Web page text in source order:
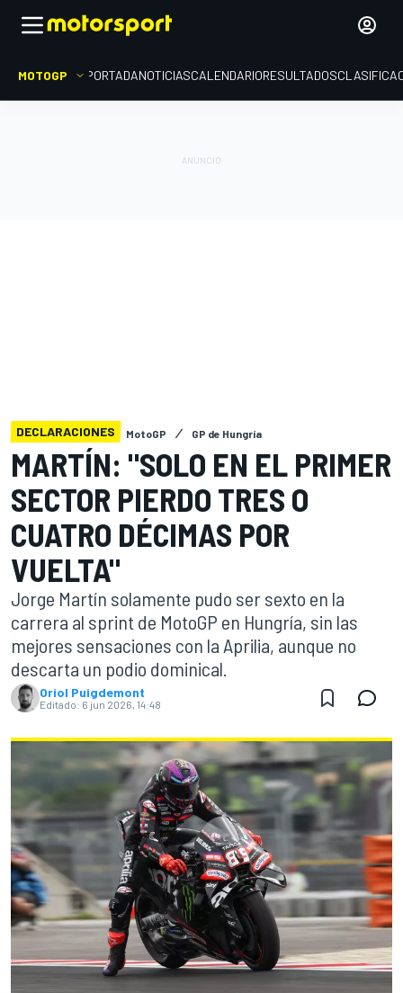
MOTOGP PORTADANOTICIASCALENDARIORESULTADOS
DECLARACIONES MotoGP GP de Hungría
MARTÍN: "SOLO EN EL PRIMER
SECTOR PIERDO TRES O
CUATRO DÉCIMAS POR
VUELTA"
Jorge Martín solamente pudo ser sexto en la
carrera al sprint de MotoGP en Hungría, sin las
mejores sensaciones con la Aprilia, aunque no
descarta un podio dominical.
Oriol Puigdemont
Editado: 6 jun 2026, 14:48